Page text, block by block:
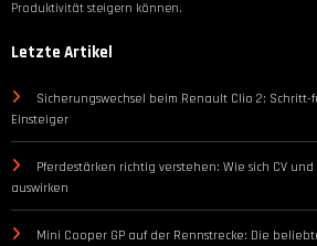
Produktivität steigern können.
Letzte Artikel
Sicherungswechsel beim Renault Clio 2:
Einsteiger
Pferdestärken richtig verstehen: Wie sich CV
auswirken
Mini Cooper GP auf der Rennstrecke: Die